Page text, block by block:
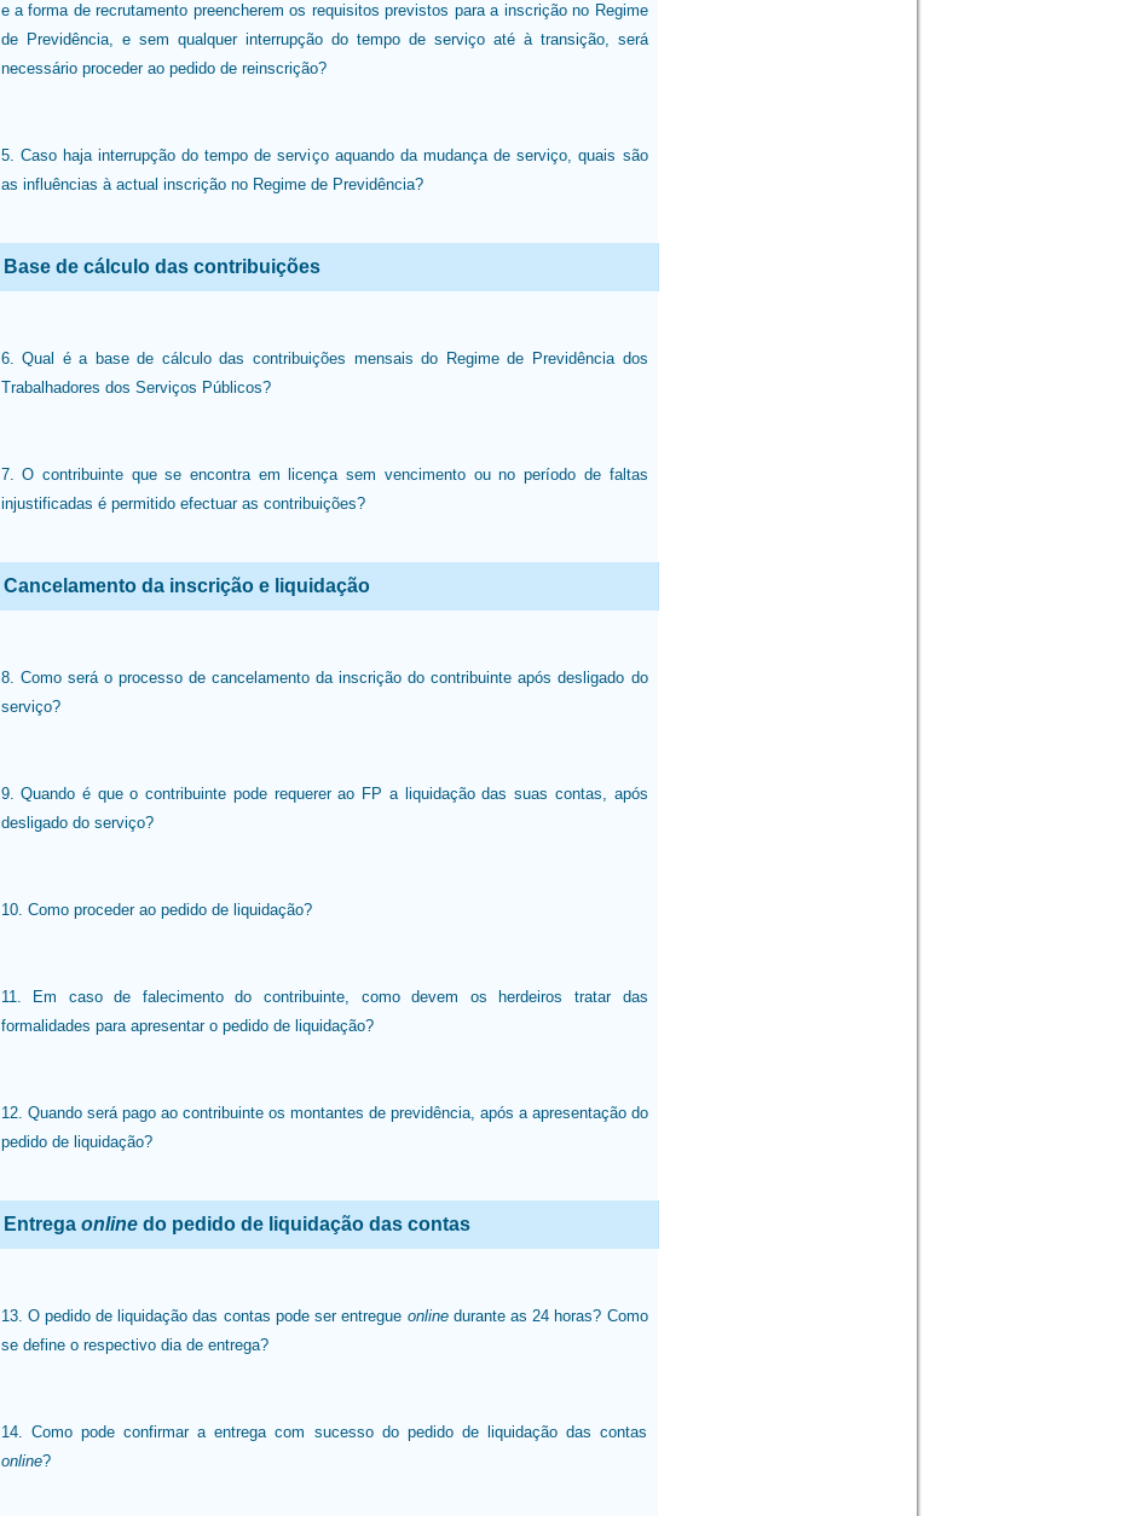
e a forma de recrutamento preencherem os requisitos previstos para a inscrição no Regime
de Previdência, e sem qualquer interrupção do tempo de serviço até à transição, será
necessário proceder ao pedido de reinscrição?
5. Caso haja interrupção do tempo de serviço aquando da mudança de serviço, quais são
as influências à actual inscrição no Regime de Previdência?
Base de cálculo das contribuições
6. Qual é a base de cálculo das contribuições mensais do Regime de Previdência dos
Trabalhadores dos Serviços Públicos?
7. O contribuinte que se encontra em licença sem vencimento ou no período de faltas
injustificadas é permitido efectuar as contribuições?
Cancelamento da inscrição e liquidação
8. Como será o processo de cancelamento da inscrição do contribuinte após desligado do
serviço?
9. Quando é que o contribuinte pode requerer ao FP a liquidação das suas contas, após
desligado do serviço?
10. Como proceder ao pedido de liquidação?
11. Em caso de falecimento do contribuinte, como devem os herdeiros tratar das
formalidades para apresentar o pedido de liquidação?
12. Quando será pago ao contribuinte os montantes de previdência, após a apresentação do
pedido de liquidação?
Entrega onlinedo pedido de liquidação das contas
13. O pedido de liquidação das contas pode ser entregue onlinedurante as 24 horas? Como
se define o respectivo dia de entrega?
14. Como pode confirmar a entrega com sucesso do pedido de liquidação das contas
online?